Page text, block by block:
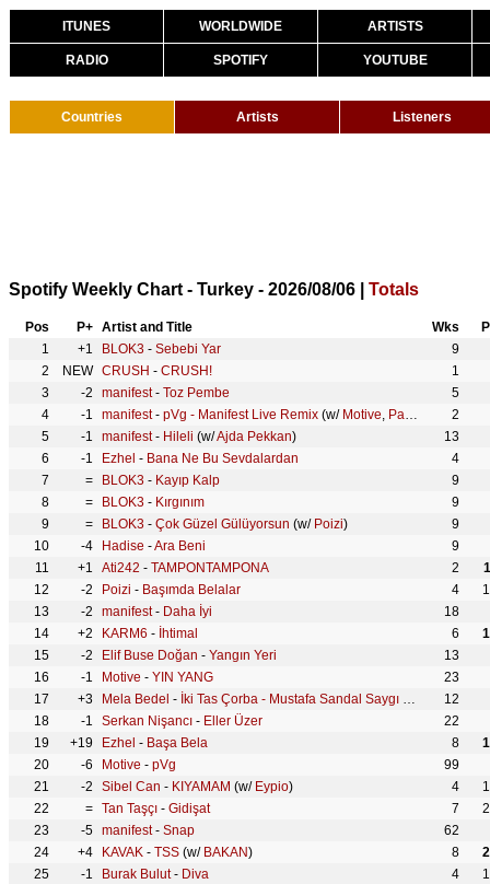
ITUNES WORLDWIDE ARTISTS
RADIO SPOTIFY YOUTUBE
Countries Artists Listeners
Spotify Weekly Chart - Turkey - 2026/08/06 | Totals
Pos P+ Artist and Title Wks
1
+1 BLOK3 - Sebebi Yar
9
2
NEW CRUSH - CRUSH!
1
3
-2 manifest- Toz Pembe
5
4
-1 manifest- pVg - Manifest Live Remix (w/ Motive, Pango
2
5
-1 manifest- Hileli (w/Ajda Pekkan)
13
6
-1 Ezhel - Bana Ne Bu Sevdalardan
4
7
= BLOK3 - Kayıp Kalp
9
8
= BLOK3 - Kırgınım
9
9
= BLOK3 - Çok Güzel Gülüyorsun (w/ Poizi)
9
10
-4 Hadise -Ara Beni
9
11
+1 Ati242 - TAMPONTAMPONA 2
12
-2 Poizi - Başımda Belalar 4
13
-2 manifest- Daha İyi
18
14
+2 KARM6 - İhtimal 6
15
-2 Elif Buse Doğan - Yangın Yeri
13
16
-1 Motive - YIN YANG
23
17
+3 Mela Bedel - İki Tas Çorba - Mustafa Sandal Saygı 1 (w/ Mustafa
12
18
-1 Serkan Nişancı - Eller Üzer
22
19
+19 Ezhel - Başa Bela 8
20
-6 Motive - pVg
99
21
-2 Sibel Can - KIYAMAM (w/ Eypio) 4
22
= Tan Taşçı - Gidişat 7
23
-5 manifest- Snap
62
24
+4 KAVAK - TSS (w/ BAKAN) 8
25
-1 Burak Bulut- Diva 4